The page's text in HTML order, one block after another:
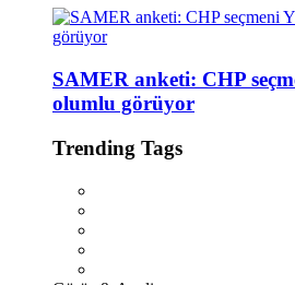
SAMER anketi: CHP
olumlu görüyor
Trending Tags